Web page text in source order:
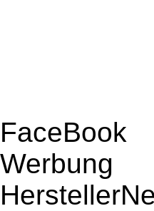
FaceBook
Werbung